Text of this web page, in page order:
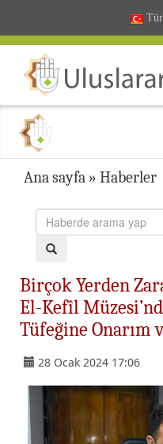
Ana sayfa » Haberler
Birçok Yerden
El-Kefîl
Tüfeğine Onarım
28 Ocak 2024 17:06